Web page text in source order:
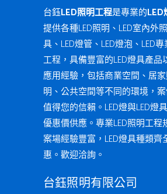
台鈺LED照明工程是專業的
提供各種LED照明、LED室內外
具、LED燈管、LED燈泡、LED
工程，具備豐富的LED燈具產品
應用經驗，包括商業空間、居
明、公共空間等不同的環境，
值得您的信賴。LED燈與LED燈
優惠價供應。專業LED照明工程
案場經驗豐富，LED燈具種類齊
惠。歡迎洽詢。
台鈺照明有限公司